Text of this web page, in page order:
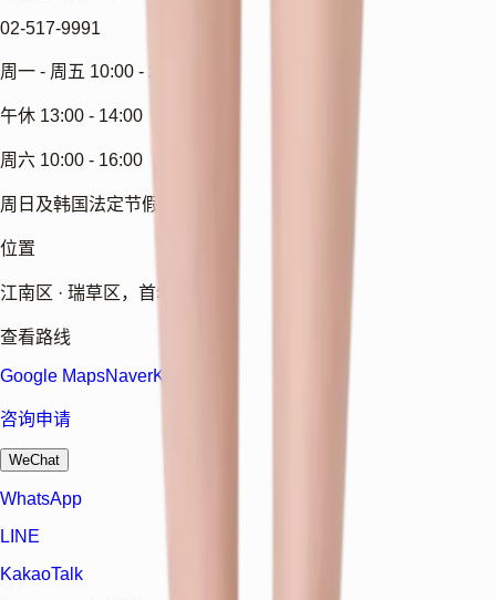
02-517-9991
周一 - 周五 10:00 - 20:00
午休 13:00 - 14:00
周六 10:00 - 16:00
周日及韩国法定节假日休诊
位置
江南区 · 瑞草区，首尔
查看路线
Google MapsNaverKakao
咨询申请
WeChat
WhatsApp
LINE
KakaoTalk